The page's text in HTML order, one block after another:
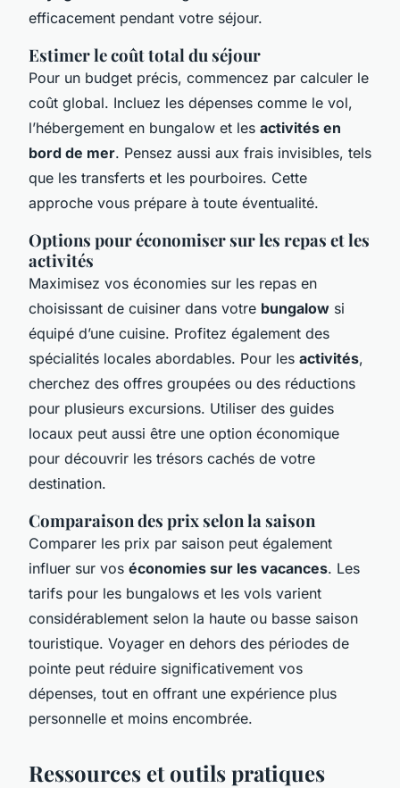
efficacement pendant votre séjour.
Estimer le coût total du séjour
Pour un budget précis, commencez par calculer le
coût global. Incluez les dépenses comme le vol,
l’hébergement en bungalow et les activités en
bord de mer. Pensez aussi aux frais invisibles, tels
que les transferts et les pourboires. Cette
approche vous prépare à toute éventualité.
Options pour économiser sur les repas et les
activités
Maximisez vos économies sur les repas en
choisissant de cuisiner dans votre bungalow si
équipé d’une cuisine. Profitez également des
spécialités locales abordables. Pour les activités,
cherchez des offres groupées ou des réductions
pour plusieurs excursions. Utiliser des guides
locaux peut aussi être une option économique
pour découvrir les trésors cachés de votre
destination.
Comparaison des prix selon la saison
Comparer les prix par saison peut également
influer sur vos économies sur les vacances. Les
tarifs pour les bungalows et les vols varient
considérablement selon la haute ou basse saison
touristique. Voyager en dehors des périodes de
pointe peut réduire significativement vos
dépenses, tout en offrant une expérience plus
personnelle et moins encombrée.
Ressources et outils pratiques